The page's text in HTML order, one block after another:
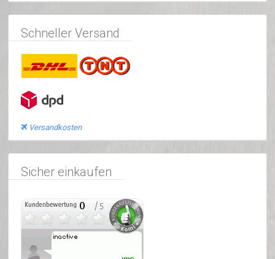
Schneller Versand
Versandkosten
Sicher einkaufen